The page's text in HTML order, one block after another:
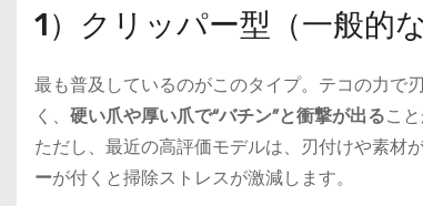
1）クリッパー型（一般的な
最も普及しているのがこのタイプ。テコの力で
く、 硬い爪や厚い爪で“バチン”と衝撃が出るこ
ただし、最近の高評価モデルは、刃付けや素材が
ーが付くと掃除ストレスが激減します。